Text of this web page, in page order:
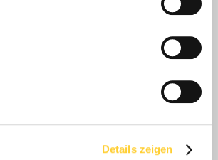
Details zeigen